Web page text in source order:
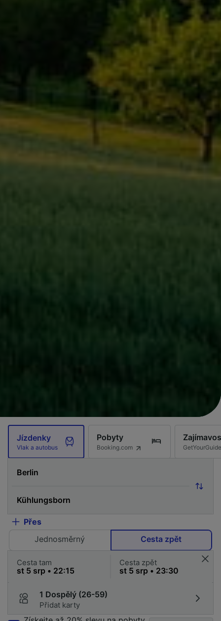
Jízdenky
Vlak a autobus
Pobyty
Booking.com GetYourGuide
Přes
Jednosměrný
Cesta zpět
Cesta tam Cesta zpět
1 Dospělý (26-59)
Přidat karty